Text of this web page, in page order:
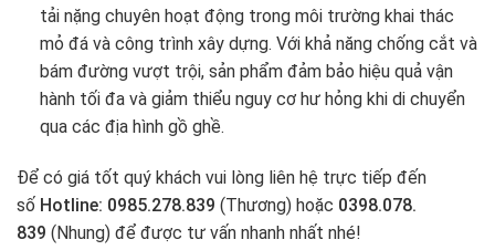
tải nặng chuyên hoạt động trong môi trường khai thác
mỏ đá và công trình xây dựng. Với khả năng chống cắt và
bám đường vượt trội, sản phẩm đảm bảo hiệu quả vận
hành tối đa và giảm thiểu nguy cơ hư hỏng khi di chuyển
qua các địa hình gồ ghề.
Để có giá tốt quý khách vui lòng liên hệ trực tiếp đến
số Hotline: 0985.278.839 (Thương) hoặc 0398.078.
839 (Nhung) để được tư vấn nhanh nhất nhé!